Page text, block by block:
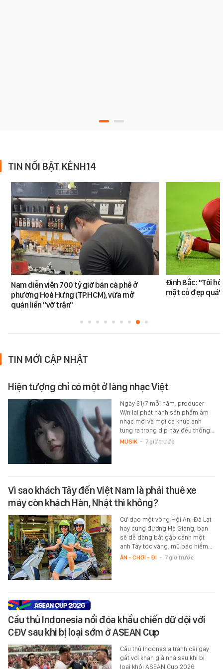
TIN NỔI BẬT KÊNH14
Nam diễn viên 700 tỷ giờ bán cà phê ở
phường Hoà Hưng (TP.HCM), vừa mở
quán liền "vỡ trận"
Đình Bắc: "Tôi
mặt cỏ đẹp quá"
TIN MỚI CẬP NHẬT
Hiện tượng chỉ có một ở làng nhạc Việt
Ngày 31/7 mỗi năm, producer
W/n lại phát hành sản phẩm âm
nhạc mới và mọi ca khúc anh
tung ra trong dịp này đều thống…
MUSIK - 7 giờ trước
Vì sao khách Tây đến Việt Nam là phải thuê xe
máy còn khách Hàn, Nhật thì không?
Cứ dạo một vòng Hội An, Đà Lạt
hay cung đường Hà Giang, bạn
sẽ dễ dàng bắt gặp cảnh một
anh Tây tóc vàng, mũ bảo hiểm…
ĂN - CHƠI - ĐI - 7 giờ trước
Cầu thủ Indonesia nổi đóa khẩu chiến dữ dội với
CĐV sau khi bị loại sớm ở ASEAN Cup
Cầu thủ Indonesia tranh cãi gay
gắt với khán giả nhà sau khi bị
loại khỏi ASEAN Cup 2026.